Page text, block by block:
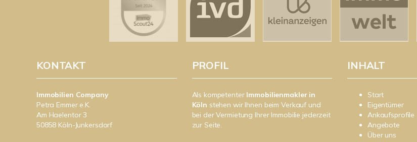
KONTAKT
Immobilien Company
Petra Emmer e.K.
Am Haelentor 3
50858 Köln-Junkersdorf
PROFIL
Als kompetenter Immobilienmakler in
Köln stehen wir Ihnen beim Verkauf und
bei der Vermietung Ihrer Immobilie jederzeit
zur Seite.
INHALT
Start
Eigentümer
Ankaufsprofile
Angebote
Über uns